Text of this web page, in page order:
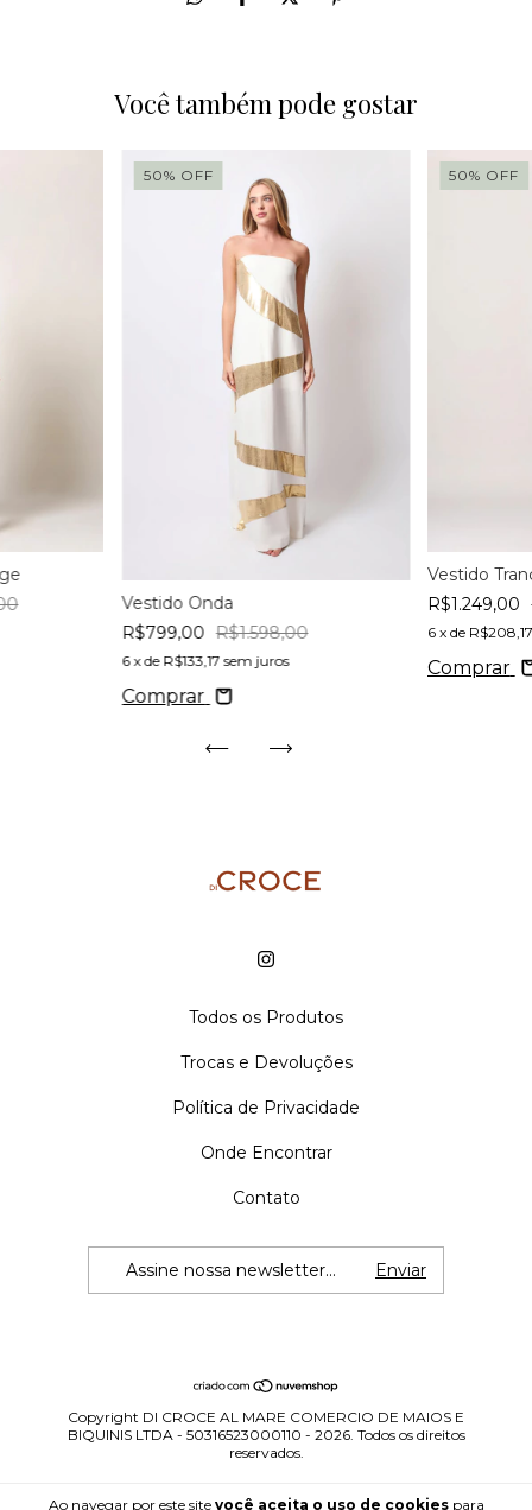
Ao navegar por este site você aceita o uso de cookiespara
Você também pode gostar
50% OFF
Vestido Onda
R$799,00 R$1.598,00
6 x de R$133,17 sem juros
Comprar
50% OFF
Vestido
R$1.249,00
6 x de
Comprar
Todos os Produtos
Trocas e Devoluções
Política de Privacidade
Onde Encontrar
Contato
Copyright DI CROCE AL MARE COMERCIO DE MAIOS E
BIQUINIS LTDA - 50316523000110 - 2026. Todos os direitos
reservados.